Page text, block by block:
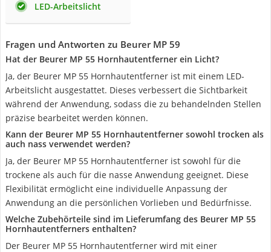
LED-Arbeitslicht
Fragen und Antworten zu Beurer MP 59
Hat der Beurer MP 55 Hornhautentferner ein Licht?
Ja, der Beurer MP 55 Hornhautentferner ist mit einem LED-
Arbeitslicht ausgestattet. Dieses verbessert die Sichtbarkeit
während der Anwendung, sodass die zu behandelnden Stellen
präzise bearbeitet werden können.
Kann der Beurer MP 55 Hornhautentferner sowohl trocken als
auch nass verwendet werden?
Ja, der Beurer MP 55 Hornhautentferner ist sowohl für die
trockene als auch für die nasse Anwendung geeignet. Diese
Flexibilität ermöglicht eine individuelle Anpassung der
Anwendung an die persönlichen Vorlieben und Bedürfnisse.
Welche Zubehörteile sind im Lieferumfang des Beurer MP 55
Hornhautentferners enthalten?
Der Beurer MP 55 Hornhautentferner wird mit einer